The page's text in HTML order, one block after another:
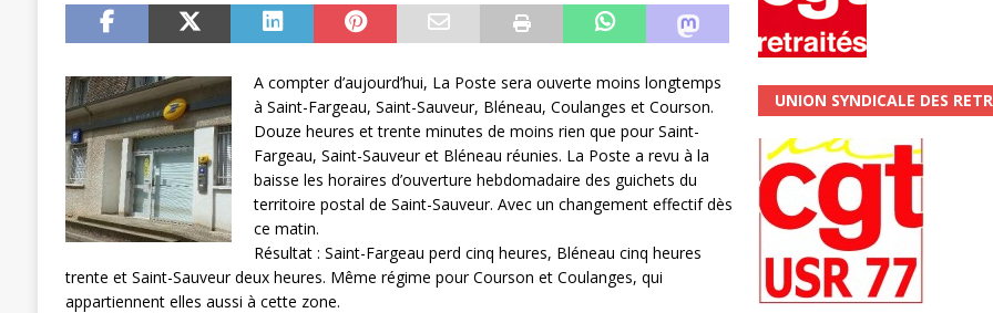
[ 19 septembre 2025 ]
La Poste -Projet de développement de la Direction Commerciale DDCE/Télévente :
SECTEUR POSTAL
[ 16 septembre 2025 ] La Poste – Activités Sociales et Culturelles : Un droit, pas un cadeau !
SECTEUR
POSTAL
[ 11 septembre 2025 ] Chronopost – ChronoScope n°126
AUTRES TRACTS
[ 27 avril 2024 ] 1er MAI 2024
ACTUALITÉ
[ 3 janvier 2024 ]
A compter d’aujourd’hui, La Poste sera ouverte moins longtemps
à Saint-Fargeau, Saint-Sauveur, Bléneau, Coulanges et Courson.
Douze heures et trente minutes de moins rien que pour Saint-
Fargeau, Saint-Sauveur et Bléneau réunies. La Poste a revu à la
baisse les horaires d’ouverture hebdomadaire des guichets du
territoire postal de Saint-Sauveur. Avec un changement effectif dès
ce matin.
Résultat : Saint-Fargeau perd cinq heures, Bléneau cinq heures
trente et Saint-Sauveur deux heures. Même régime pour Courson et Coulanges, qui
appartiennent elles aussi à cette zone.
UNION SYNDICALE DES